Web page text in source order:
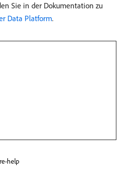
Sie in der Dokumentation zu
Data Platform.
help